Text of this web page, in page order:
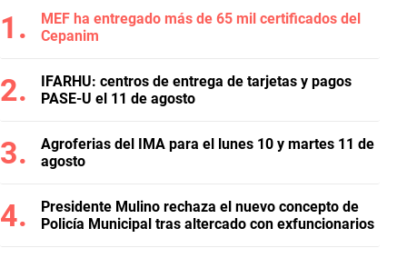
MEF ha entregado más de 65 mil certificados del
Cepanim
IFARHU: centros de entrega de tarjetas y pagos
PASE-U el 11 de agosto
Agroferias del IMA para el lunes 10 y martes 11 de
agosto
Presidente Mulino rechaza el nuevo concepto de
Policía Municipal tras altercado con exfuncionarios